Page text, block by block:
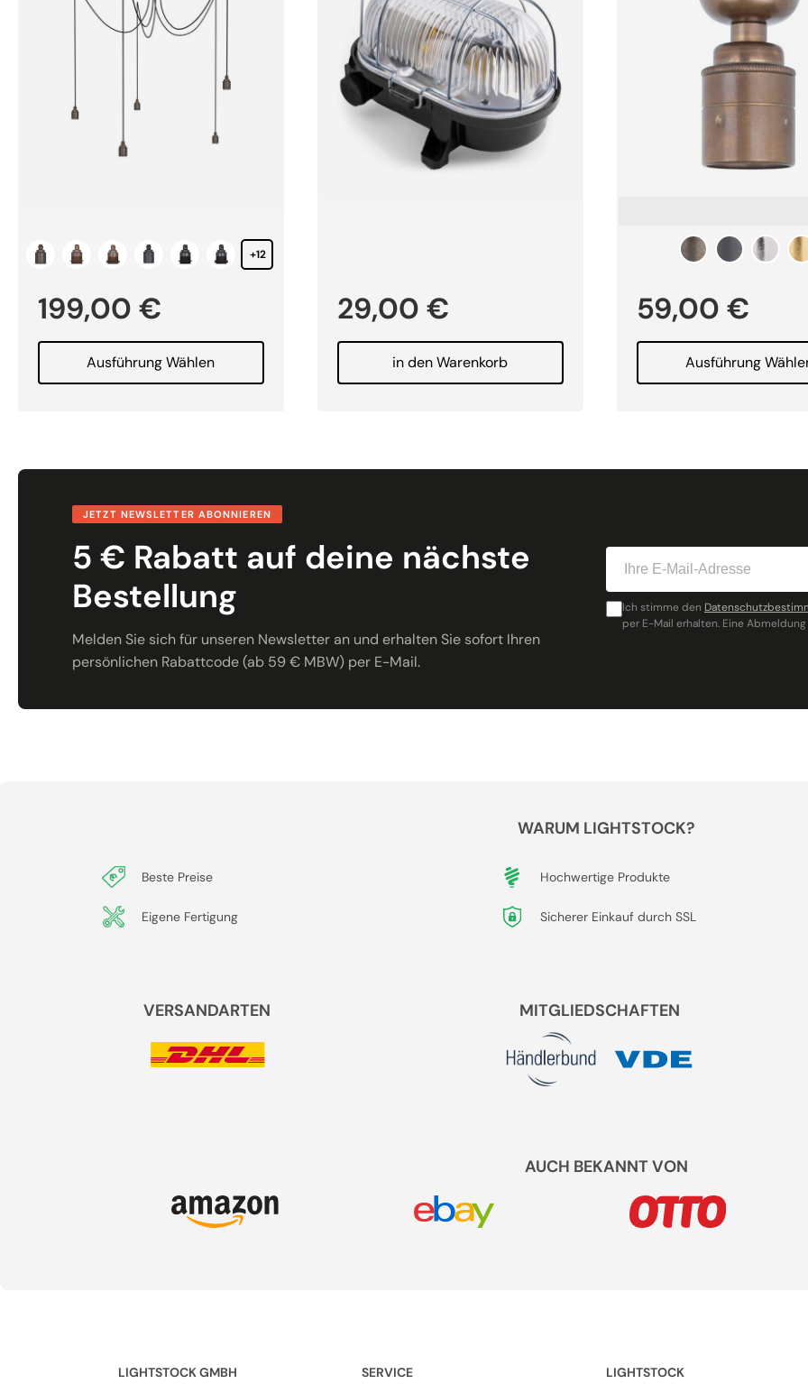
+12
199,00 €
Ausführung Wählen
29,00 €
in den Warenkorb
59,00 €
Ausführung
JETZT NEWSLETTER ABONNIEREN
5 € Rabatt auf deine nächste
Bestellung
Melden Sie sich für unseren Newsletter an und erhalten Sie sofort Ihren
persönlichen Rabattcode (ab 59 € MBW) per E-Mail.
Ich stimme den
per E-Mail erhalten. Eine
WARUM LIGHTSTOCK?
Beste Preise Hochwertige Produkte
Eigene Fertigung Sicherer Einkauf durch SSL
VERSANDARTEN MITGLIEDSCHAFTEN
AUCH BEKANNT VON
LIGHTSTOCK GMBH SERVICE LIGHTSTOCK